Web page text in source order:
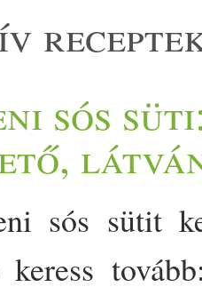
sós
sós sütit
keress